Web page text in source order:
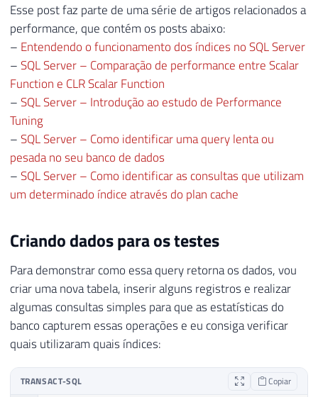
Esse post faz parte de uma série de artigos relacionados a
performance, que contém os posts abaixo:
– Entendendo o funcionamento dos índices no SQL Server
–SQL Server – Comparação de performance entre Scalar
Function e CLR Scalar Function
–SQL Server – Introdução ao estudo de Performance
Tuning
–SQL Server – Como identificar uma query lenta ou
pesada no seu banco de dados
–SQL Server – Como identificar as consultas que utilizam
um determinado índice através do plan cache
Criando dados para os testes
Para demonstrar como essa query retorna os dados, vou
criar uma nova tabela, inserir alguns registros e realizar
algumas consultas simples para que as estatísticas do
banco capturem essas operações e eu consiga verificar
quais utilizaram quais índices:
TRANSACT-SQL Copiar